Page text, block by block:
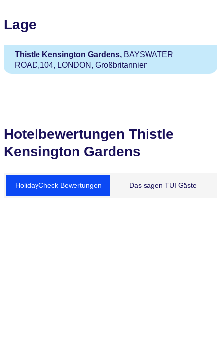
Lage
Thistle Kensington Gardens,BAYSWATER
ROAD,104, LONDON, Großbritannien
Hotelbewertungen Thistle
Kensington Gardens
HolidayCheck Bewertungen Das sagen TUI Gäste